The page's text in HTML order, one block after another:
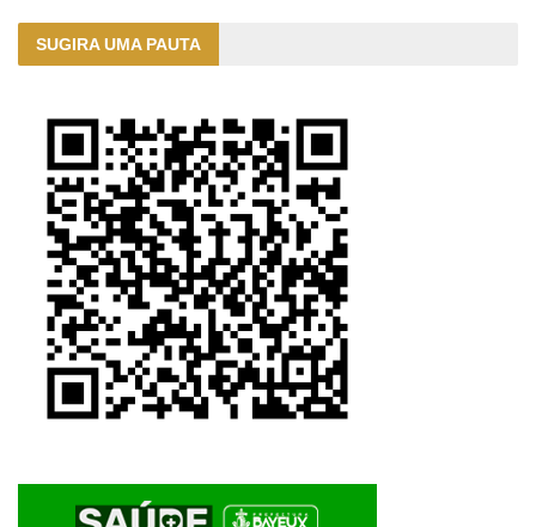
SUGIRA UMA PAUTA